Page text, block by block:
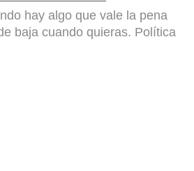
hay algo que vale la pena
baja cuando quieras. Política